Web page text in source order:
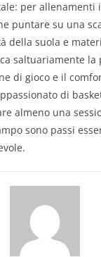
per allenamenti
puntare su una
della suola e
saltuariamente
di gioco e il
di
almeno una
sono passi